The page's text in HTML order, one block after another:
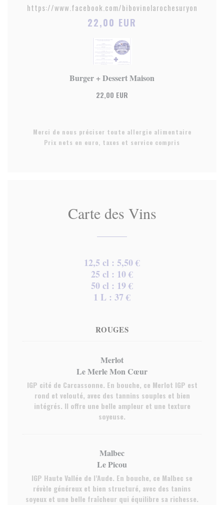
https://www.facebook.com/bibovinolarochesuryon
22,00 EUR
Burger + Dessert Maison
22,00 EUR
Merci de nous préciser toute allergie alimentaire
Prix nets en euro, taxes et service compris
Carte des Vins
12,5 cl : 5,50 €
25 cl : 10 €
50 cl : 19 €
1 L : 37 €
ROUGES
Merlot
Le Merle Mon Cœur
IGP cité de Carcassonne. En bouche, ce Merlot IGP est
rond et velouté, avec des tannins souples et bien
intégrés. Il offre une belle ampleur et une texture
soyeuse.
Malbec
Le Picou
IGP Haute Vallée de l’Aude. En bouche, ce Malbec se
révèle généreux et bien structuré, avec des tanins
soyeux et une belle fraîcheur qui équilibre sa richesse.